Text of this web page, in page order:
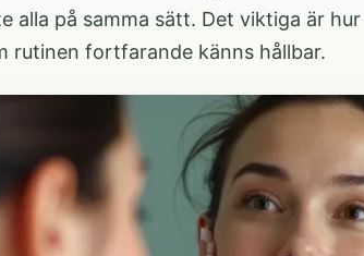
alla på samma sätt. Det viktiga är
rutinen fortfarande känns hållbar.